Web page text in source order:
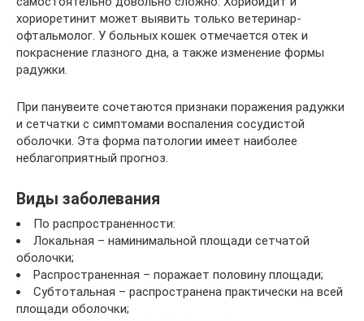
хориоретинит может выявить только ветеринар-
офтальмолог. У больных кошек отмечается отек и
покраснение глазного дна, а также изменение формы
радужки.
При панувеите сочетаются признаки поражения радужки
и сетчатки с симптомами воспаления сосудистой
оболочки. Эта форма патологии имеет наиболее
неблагоприятный прогноз.
Виды заболевания
По распространенности:
Локальная – наминимальной площади сетчатой
оболочки;
Распространенная – поражает половину площади;
Субтотальная – распространена практически на всей
площади оболочки;